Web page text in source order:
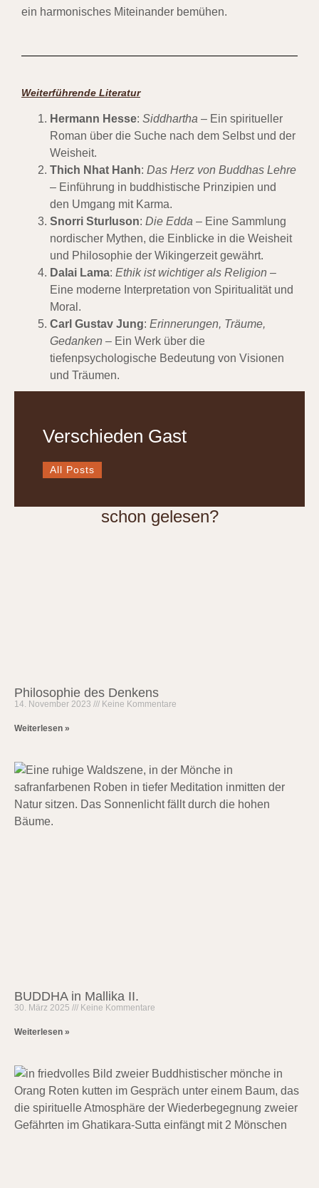
ein harmonisches Miteinander bemühen.
Weiterführende Literatur
Hermann Hesse: Siddhartha – Ein spiritueller
Roman über die Suche nach dem Selbst und der
Weisheit.
Thich Nhat Hanh: Das Herz von Buddhas Lehre
– Einführung in buddhistische Prinzipien und
den Umgang mit Karma.
Snorri Sturluson: Die Edda – Eine Sammlung
nordischer Mythen, die Einblicke in die Weisheit
und Philosophie der Wikingerzeit gewährt.
Dalai Lama: Ethik ist wichtiger als Religion –
Eine moderne Interpretation von Spiritualität und
Moral.
Carl Gustav Jung: Erinnerungen, Träume,
Gedanken – Ein Werk über die
tiefenpsychologische Bedeutung von Visionen
und Träumen.
Verschieden Gast
All Posts
schon gelesen?
Philosophie des Denkens
14. November 2023 Keine Kommentare
Weiterlesen »
BUDDHA in Mallika II.
30. März 2025 Keine Kommentare
Weiterlesen »